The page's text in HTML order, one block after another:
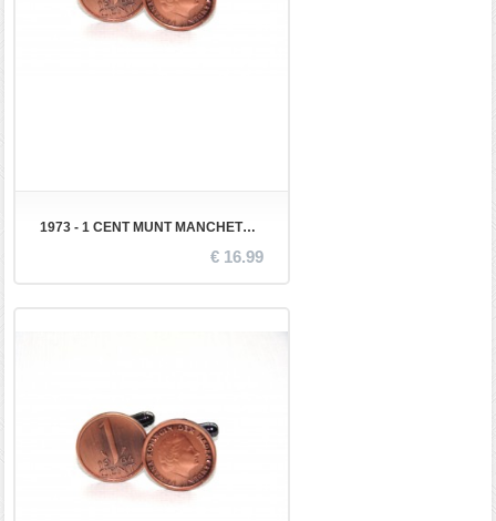
1973 - 1 CENT MUNT MANCHETKNOPEN
€ 16.99